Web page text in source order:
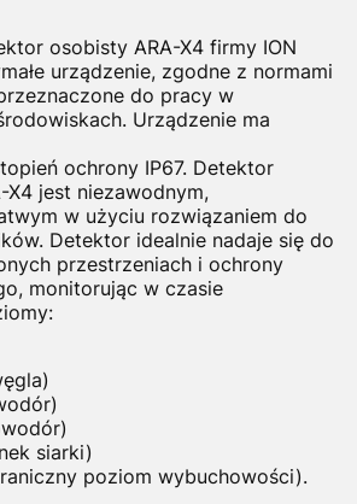
osobisty ARA-X4 firmy ION
urządzenie, zgodne z normami
do pracy w
Urządzenie ma
ochrony IP67. Detektor
X4 jest niezawodnym,
w użyciu rozwiązaniem do
Detektor idealnie nadaje się do
przestrzeniach i ochrony
monitorując w czasie
siarki)
poziom wybuchowości).